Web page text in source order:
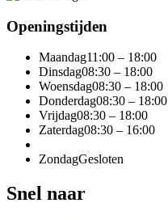
Openingstijden
Maandag11:00 – 18:00
Dinsdag08:30 – 18:00
Woensdag08:30 – 18:00
Donderdag08:30 – 18:00
Vrijdag08:30 – 18:00
Zaterdag08:30 – 16:00
ZondagGesloten
Snel naar